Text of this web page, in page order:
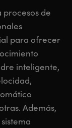
procesos de
para ofrecer
inteligente,
Además,